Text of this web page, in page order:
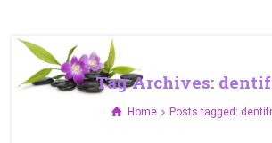
Tag Archives:
Home Posts tagged: